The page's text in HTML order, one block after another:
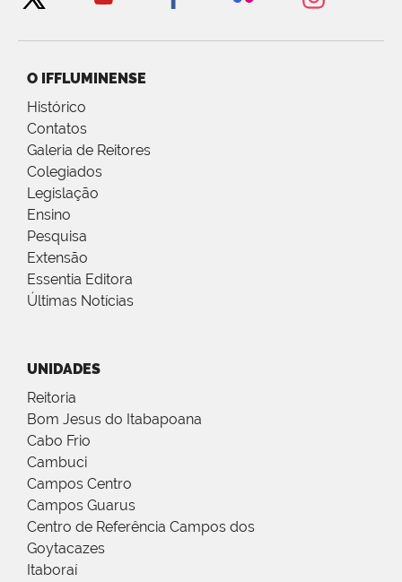
O IFFLUMINENSE
Histórico
Contatos
Galeria de Reitores
Colegiados
Legislação
Ensino
Pesquisa
Extensão
Essentia Editora
Últimas Notícias
UNIDADES
Reitoria
Bom Jesus do Itabapoana
Cabo Frio
Cambuci
Campos Centro
Campos Guarus
Centro de Referência Campos dos
Goytacazes
Itaboraí